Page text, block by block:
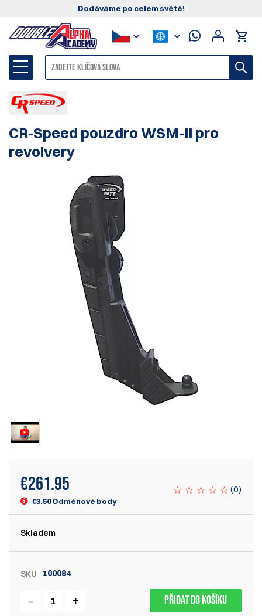
Dodáváme po celém světě!
CR-Speed pouzdro WSM-II pro
revolvery
€261.95
€3.50 Odměnové body
(0)
Skladem
SKU 100084
PŘIDAT DO KOŠÍKU